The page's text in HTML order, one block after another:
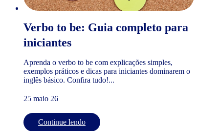
Verbo to be: Guia completo para
iniciantes
Aprenda o verbo to be com explicações simples,
exemplos práticos e dicas para iniciantes dominarem o
inglês básico. Confira tudo!...
25 maio 26
Continue lendo